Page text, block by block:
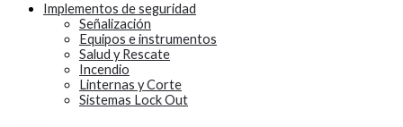
Implementos de seguridad
Señalización
Equipos e instrumentos
Salud y Rescate
Incendio
Linternas y Corte
Sistemas Lock Out